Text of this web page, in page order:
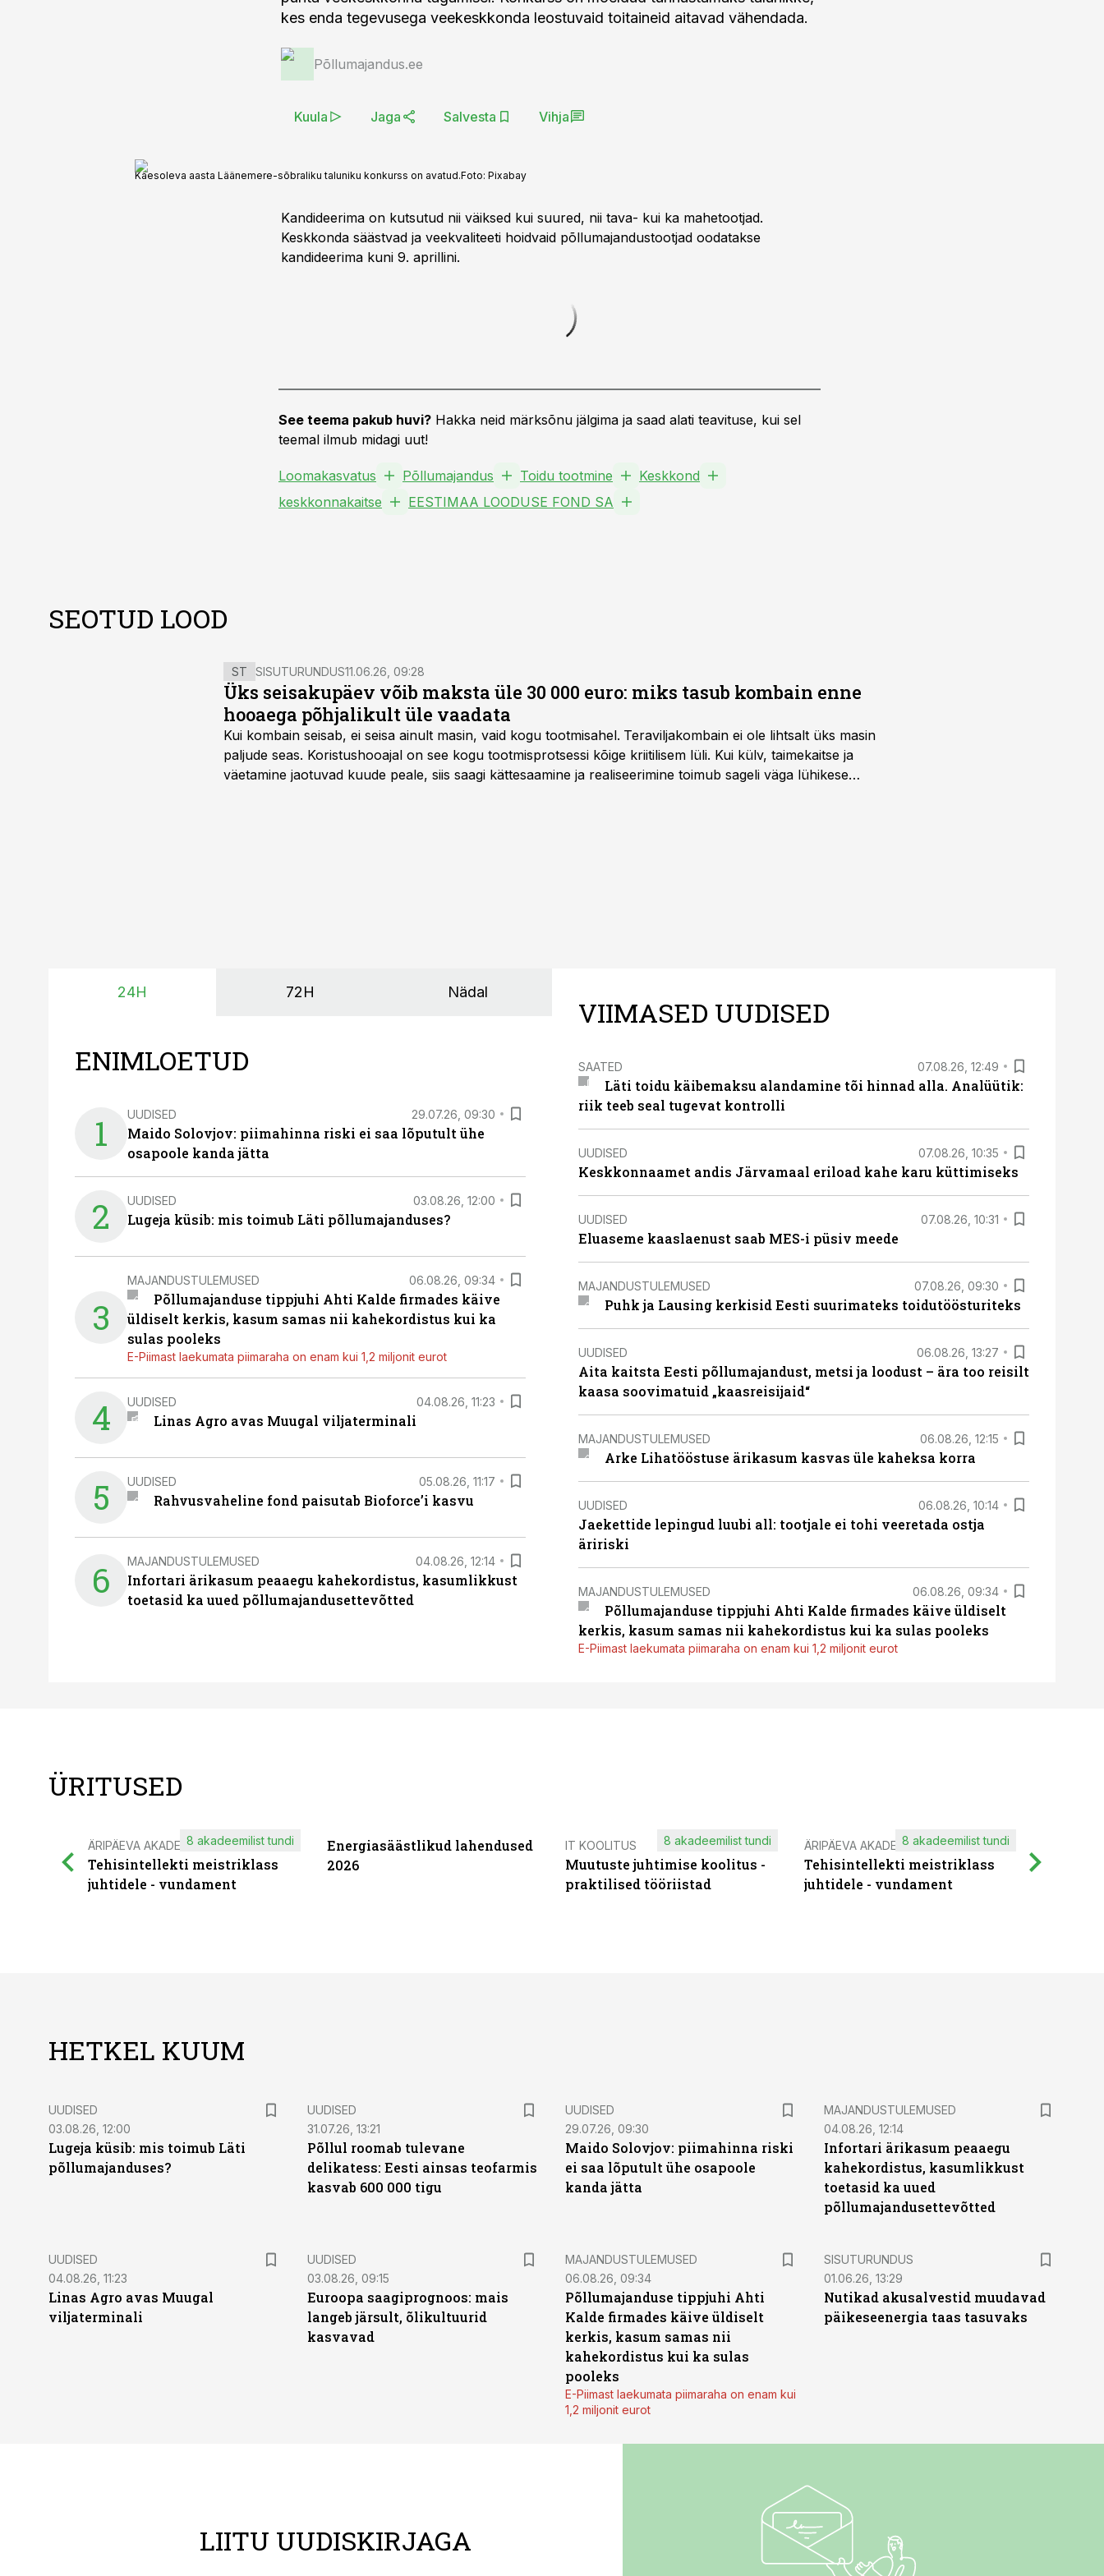
kes enda tegevusega veekeskkonda leostuvaid toitaineid aitavad vähendada.
Põllumajandus.ee
Kuula Jaga Salvesta Vihja
Käesoleva aasta Läänemere-sõbraliku taluniku konkurss on avatud.Foto: Pixabay
Kandideerima on kutsutud nii väiksed kui suured, nii tava- kui ka mahetootjad.
Keskkonda säästvad ja veekvaliteeti hoidvaid põllumajandustootjad oodatakse
kandideerima kuni 9. aprillini.
See teema pakub huvi? Hakka neid märksõnu jälgima ja saad alati teavituse, kui sel
teemal ilmub midagi uut!
Loomakasvatus Põllumajandus Toidu tootmine
Keskkond
keskkonnakaitse
EESTIMAA LOODUSE FOND SA
SEOTUD LOOD
ST SISUTURUNDUS11.06.26, 09:28
Üks seisakupäev võib maksta üle 30 000 euro: miks tasub kombain enne
hooaega põhjalikult üle vaadata
Kui kombain seisab, ei seisa ainult masin, vaid kogu tootmisahel. Teraviljakombain ei ole lihtsalt üks masin
paljude seas. Koristushooajal on see kogu tootmisprotsessi kõige kriitilisem lüli. Kui külv, taimekaitse ja
väetamine jaotuvad kuude peale, siis saagi kättesaamine ja realiseerimine toimub sageli väga lühikese
24H 72H Nädal
ENIMLOETUD
1 UUDISED 29.07.26, 09:30
Maido Solovjov: piimahinna riski ei saa lõputult ühe
osapoole kanda jätta
2 UUDISED 03.08.26, 12:00
Lugeja küsib: mis toimub Läti põllumajanduses?
3
MAJANDUSTULEMUSED 06.08.26, 09:34
Põllumajanduse tippjuhi Ahti Kalde firmades käive
üldiselt kerkis, kasum samas nii kahekordistus kui ka
sulas pooleks
E-Piimast laekumata piimaraha on enam kui 1,2 miljonit eurot
4 UUDISED 04.08.26, 11:23
Linas Agro avas Muugal viljaterminali
5 UUDISED 05.08.26, 11:17
Rahvusvaheline fond paisutab Bioforce’i kasvu
6 MAJANDUSTULEMUSED 04.08.26, 12:14
Infortari ärikasum peaaegu kahekordistus, kasumlikkust
toetasid ka uued põllumajandusettevõtted
VIIMASED UUDISED
SAATED 07.08.26, 12:49
Läti toidu käibemaksu alandamine tõi hinnad alla. Analüütik:
riik teeb seal tugevat kontrolli
UUDISED 07.08.26, 10:35
Keskkonnaamet andis Järvamaal eriload kahe karu küttimiseks
UUDISED 07.08.26, 10:31
Eluaseme kaaslaenust saab MES-i püsiv meede
MAJANDUSTULEMUSED 07.08.26, 09:30
Puhk ja Lausing kerkisid Eesti suurimateks toidutöösturiteks
UUDISED 06.08.26, 13:27
Aita kaitsta Eesti põllumajandust, metsi ja loodust – ära too reisilt
kaasa soovimatuid „kaasreisijaid“
MAJANDUSTULEMUSED 06.08.26, 12:15
Arke Lihatööstuse ärikasum kasvas üle kaheksa korra
UUDISED 06.08.26, 10:14
Jaekettide lepingud luubi all: tootjale ei tohi veeretada ostja
äririski
MAJANDUSTULEMUSED 06.08.26, 09:34
Põllumajanduse tippjuhi Ahti Kalde firmades käive üldiselt
kerkis, kasum samas nii kahekordistus kui ka sulas pooleks
E-Piimast laekumata piimaraha on enam kui 1,2 miljonit eurot
ÜRITUSED
ÄRIPÄEVA AKADEEMIA
Tehisintellekti meistriklass
juhtidele - vundament
8 akadeemilist tundi
Energiasäästlikud lahendused
2026
IT KOOLITUS
Muutuste juhtimise koolitus -
praktilised tööriistad
8 akadeemilist tundi ÄRIPÄEVA AKADEEMIA
Tehisintellekti meistriklass
juhtidele - vundament
8 akadeemilist tundi
HETKEL KUUM
UUDISED
03.08.26, 12:00
Lugeja küsib: mis toimub Läti
põllumajanduses?
UUDISED
31.07.26, 13:21
Põllul roomab tulevane
delikatess: Eesti ainsas teofarmis
kasvab 600 000 tigu
UUDISED
29.07.26, 09:30
Maido Solovjov: piimahinna riski
ei saa lõputult ühe osapoole
kanda jätta
MAJANDUSTULEMUSED
04.08.26, 12:14
Infortari ärikasum peaaegu
kahekordistus, kasumlikkust
toetasid ka uued
põllumajandusettevõtted
UUDISED
04.08.26, 11:23
Linas Agro avas Muugal
viljaterminali
UUDISED
03.08.26, 09:15
Euroopa saagiprognoos: mais
langeb järsult, õlikultuurid
kasvavad
MAJANDUSTULEMUSED
06.08.26, 09:34
Põllumajanduse tippjuhi Ahti
Kalde firmades käive üldiselt
kerkis, kasum samas nii
kahekordistus kui ka sulas
pooleks
E-Piimast laekumata piimaraha on enam kui
1,2 miljonit eurot
ST
SISUTURUNDUS
01.06.26, 13:29
Nutikad akusalvestid muudavad
päikeseenergia taas tasuvaks
LIITU UUDISKIRJAGA